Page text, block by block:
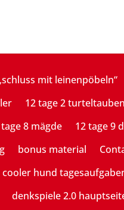
mit leinenpöbeln“
12 tage 2 turteltauben
8 mägde 12 tage 9
bonus material
cooler hund
denkspiele 2.0